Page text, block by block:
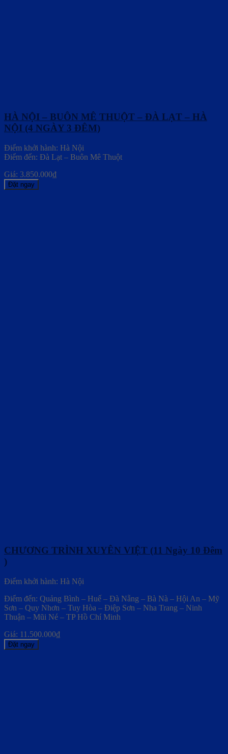
HÀ NỘI – BUÔN MÊ THUỘT – ĐÀ LẠT – HÀ
NỘI (4 NGÀY 3 ĐÊM)
Điểm khởi hành: Hà Nội
Điểm đến: Đà Lạt – Buôn Mê Thuột
Giá: 3.850.000₫
Đặt ngay
CHƯƠNG TRÌNH XUYÊN VIỆT (11 Ngày 10 Đêm
)
Điểm khởi hành: Hà Nội
Điểm đến: Quảng Bình – Huế – Đà Nẵng – Bà Nà – Hội An – Mỹ
Sơn – Quy Nhơn – Tuy Hòa – Điệp Sơn – Nha Trang – Ninh
Thuận – Mũi Né – TP Hồ Chí Minh
Giá: 11.500.000₫
Đặt ngay